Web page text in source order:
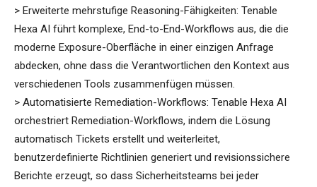
> Erweiterte mehrstufige Reasoning-Fähigkeiten: Tenable
Hexa AI führt komplexe, End-to-End-Workflows aus, die die
moderne Exposure-Oberfläche in einer einzigen Anfrage
abdecken, ohne dass die Verantwortlichen den Kontext aus
verschiedenen Tools zusammenfügen müssen.
> Automatisierte Remediation-Workflows: Tenable Hexa AI
orchestriert Remediation-Workflows, indem die Lösung
automatisch Tickets erstellt und weiterleitet,
benutzerdefinierte Richtlinien generiert und revisionssichere
Berichte erzeugt, so dass Sicherheitsteams bei jeder